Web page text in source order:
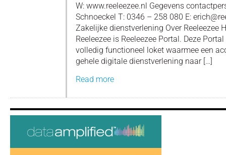
W: www.reeleezee.nl Gegevens
Schnoeckel T: 0346 – 258 080 E:
Zakelijke dienstverlening Over Reeleezee
Reeleezee is Reeleezee Portal. Deze
volledig functioneel loket waarmee een
gehele digitale dienstverlening naar […]
Read more